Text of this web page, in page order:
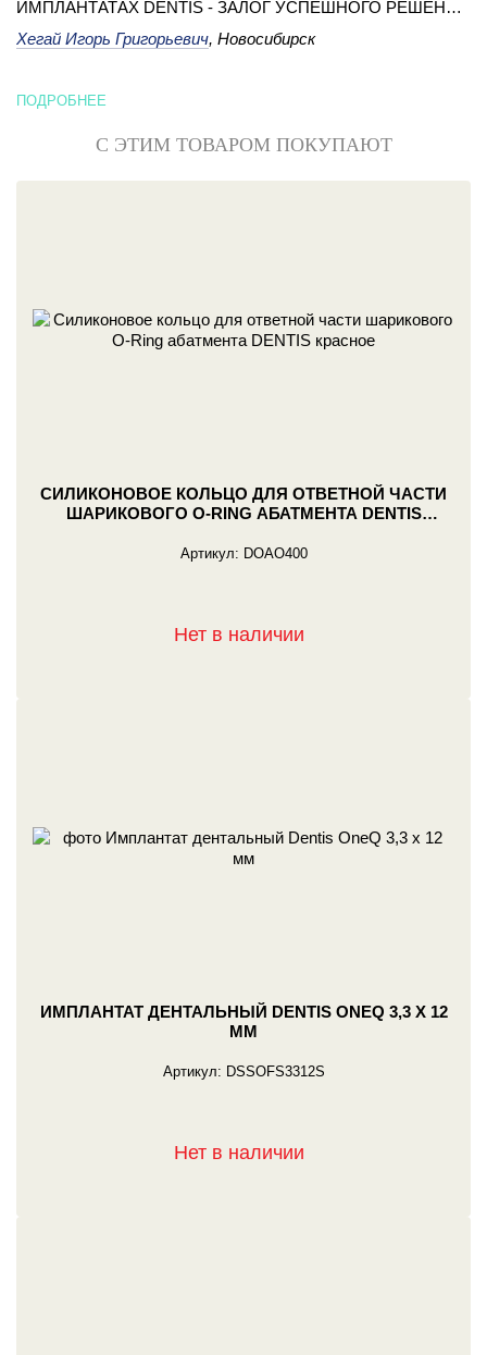
ИМПЛАНТАТАХ DENTIS - ЗАЛОГ УСПЕШНОГО РЕШЕНИЯ
Хегай Игорь Григорьевич, Новосибирск
ПОДРОБНЕЕ
С ЭТИМ ТОВАРОМ ПОКУПАЮТ
СИЛИКОНОВОЕ КОЛЬЦО ДЛЯ ОТВЕТНОЙ ЧАСТИ
ШАРИКОВОГО О-RING АБАТМЕНТА DENTIS
Артикул: DOAO400
Нет в наличии
ИМПЛАНТАТ ДЕНТАЛЬНЫЙ DENTIS ONEQ 3,3 X 12
ММ
Артикул: DSSOFS3312S
Нет в наличии